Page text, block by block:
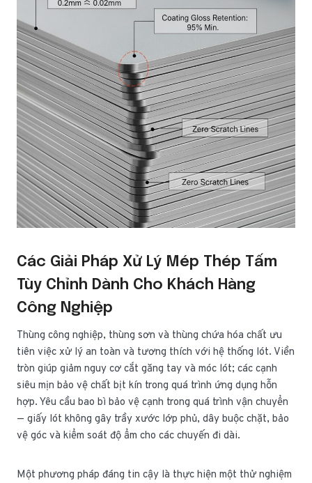
Các Giải Pháp Xử Lý Mép Thép Tấm
Tùy Chỉnh Dành Cho Khách Hàng
Công Nghiệp
Thùng công nghiệp, thùng sơn và thùng chứa hóa chất ưu
tiên việc xử lý an toàn và tương thích với hệ thống lót. Viền
tròn giúp giảm nguy cơ cắt găng tay và móc lót; các cạnh
siêu mịn bảo vệ chất bịt kín trong quá trình ứng dụng hỗn
hợp. Yêu cầu bao bì bảo vệ cạnh trong quá trình vận chuyển
— giấy lót không gây trầy xước lớp phủ, dây buộc chặt, bảo
vệ góc và kiểm soát độ ẩm cho các chuyến đi dài.
Một phương pháp đáng tin cậy là thực hiện một thử nghiệm